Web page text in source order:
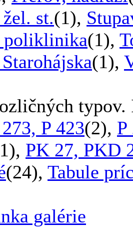
st.(1),
poliklinika(1),
(1),
P 423(2), P
PK 27, PKD
(24), Tabule
galérie